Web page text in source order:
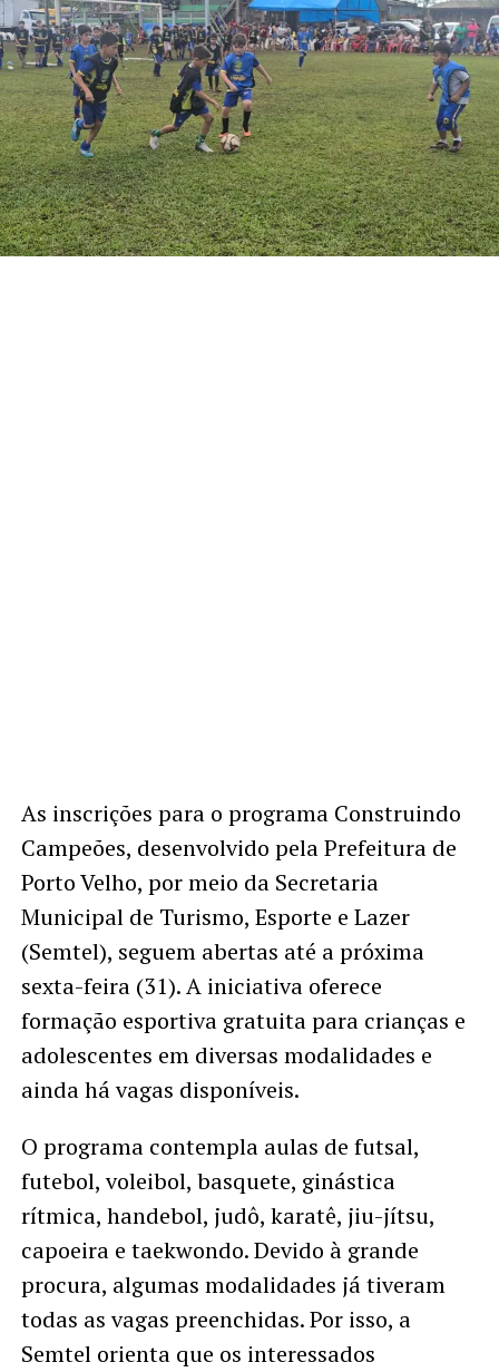
As inscrições para o programa Construindo
Campeões, desenvolvido pela Prefeitura de
Porto Velho, por meio da Secretaria
Municipal de Turismo, Esporte e Lazer
(Semtel), seguem abertas até a próxima
sexta-feira (31). A iniciativa oferece
formação esportiva gratuita para crianças e
adolescentes em diversas modalidades e
ainda há vagas disponíveis.
O programa contempla aulas de futsal,
futebol, voleibol, basquete, ginástica
rítmica, handebol, judô, karatê, jiu-jítsu,
capoeira e taekwondo. Devido à grande
procura, algumas modalidades já tiveram
todas as vagas preenchidas. Por isso, a
Semtel orienta que os interessados